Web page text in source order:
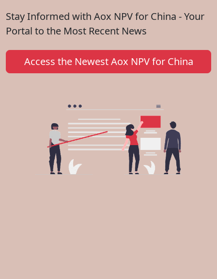
Stay Informed with Aox NPV for China - Your
Portal to the Most Recent News
Access the Newest Aox NPV for China